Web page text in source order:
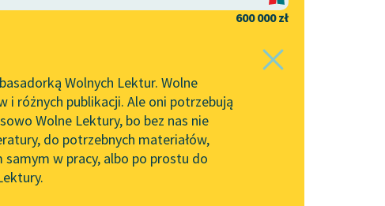
Lektur
O projekcie
Zasady wykorzystania
Wolnych Lektur
Logotypy
Materiały promocyjne
600 000 zł
Wolnych Lektur. Wolne
i różnych publikacji. Ale oni potrzebują
Wolne Lektury, bo bez nas nie
do potrzebnych materiałów,
w pracy, albo po prostu do